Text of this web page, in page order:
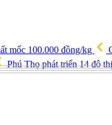
mốc 100.000 đồng/kg
Phú Thọ phát triển 14 đô